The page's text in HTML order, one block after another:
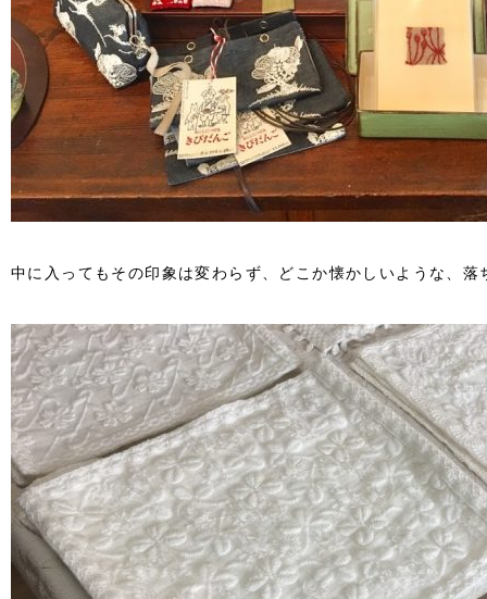
中に入ってもその印象は変わらず、どこか懐かしいような、落